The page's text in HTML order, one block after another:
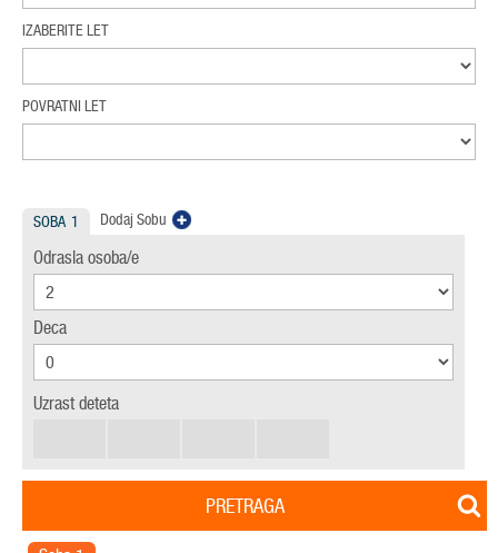
IZABERITE LET
POVRATNI LET
SOBA 1 Dodaj Sobu
Odrasla osoba/e
Deca
Uzrast deteta
PRETRAGA